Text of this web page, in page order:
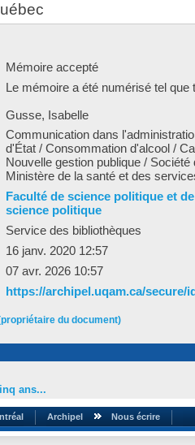
Mémoire accepté
Le mémoire a été numérisé tel que
Gusse, Isabelle
Communication dans
d'État / Consommation d'alcool /
Nouvelle gestion publique /
Ministère de la santé et des
Faculté de science politique et
science politique
Service des bibliothèques
16 janv. 2020 12:57
07 avr. 2026 10:57
https://archipel.uqam.ca/secure/
du document)
ans...
Archipel Nous écrire